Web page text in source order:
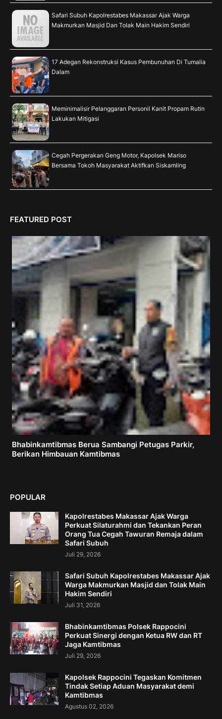
Safari Subuh Kapolrestabes Makassar Ajak Warga
Makmurkan Masjid Dan Tolak Main Hakim Sendiri
17 Adegan Rekonstruksi Kasus Pembunuhan Di Tumalia
Dalam
Meminimalisir Pelanggaran Personil Kanit Propam Rutin
Lakukan Mitigasi
Cegah Pergerakan Geng Motor, Kapolsek Mariso
Bersama Tokoh Masyarakat Aktifkan Siskamling
FEATURED POST
Bhabinkamtibmas Berua Sambangi Petugas Parkir,
Berikan Himbauan Kamtibmas
POPULAR
Kapolrestabes Makassar Ajak Warga
Perkuat Silaturahmi dan Tekankan Peran
Orang Tua Cegah Tawuran Remaja dalam
Safari Subuh
Juli 29, 2026
Safari Subuh Kapolrestabes Makassar Ajak
Warga Makmurkan Masjid dan Tolak Main
Hakim Sendiri
Juli 31, 2026
Bhabinkamtibmas Polsek Rappocini
Perkuat Sinergi dengan Ketua RW dan RT
Jaga Kamtibmas
Juli 29, 2026
Kapolsek Rappocini Tegaskan Komitmen
Tindak Setiap Aduan Masyarakat demi
Kamtibmas
Agustus 02, 2026